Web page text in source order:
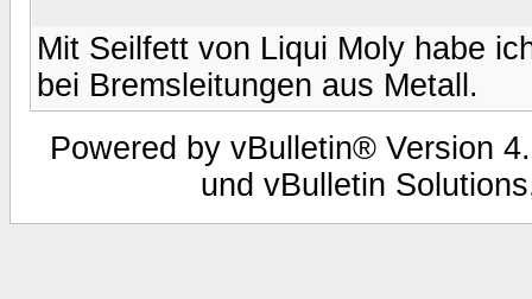
Mit Seilfett von Liqui Moly habe
bei Bremsleitungen aus Metall.
Powered by vBulletin® Version
und vBulletin